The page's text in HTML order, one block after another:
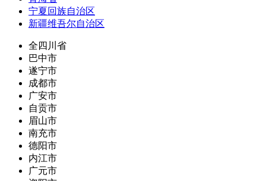
宁夏回族自治区
新疆维吾尔自治区
全四川省
巴中市
遂宁市
成都市
广安市
自贡市
眉山市
南充市
德阳市
内江市
广元市